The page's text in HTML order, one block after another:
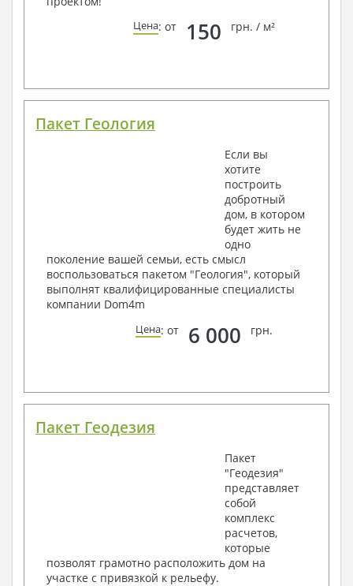
Цена: от 150 грн. / м²
Пакет Геология
Если вы
хотите
построить
добротный
дом, в котором
будет жить не
одно
поколение вашей семьи, есть смысл
воспользоваться пакетом "Геология", который
выполнят квалифицированные специалисты
компании Dom4m
Цена: от 6 000 грн.
Пакет Геодезия
Пакет
"Геодезия"
представляет
собой
комплекс
расчетов,
которые
позволят грамотно расположить дом на
участке с привязкой к рельефу.